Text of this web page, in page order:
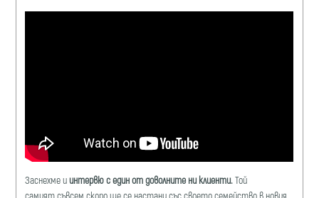
Заснехме иинтервю с един от доволните ни клиенти.Той